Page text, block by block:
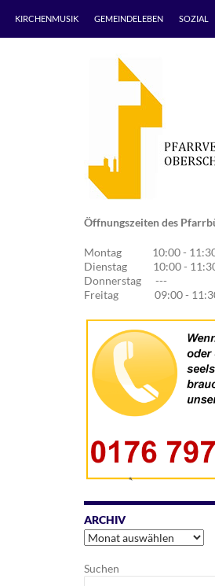
KIRCHENMUSIK GEMEINDELEBEN SOZIAL
Öffnungszeiten des
Montag 10:00 -
Dienstag 10:00 -
Donnerstag ---
Freitag 09:00 -
ARCHIV
Archiv
Suchen